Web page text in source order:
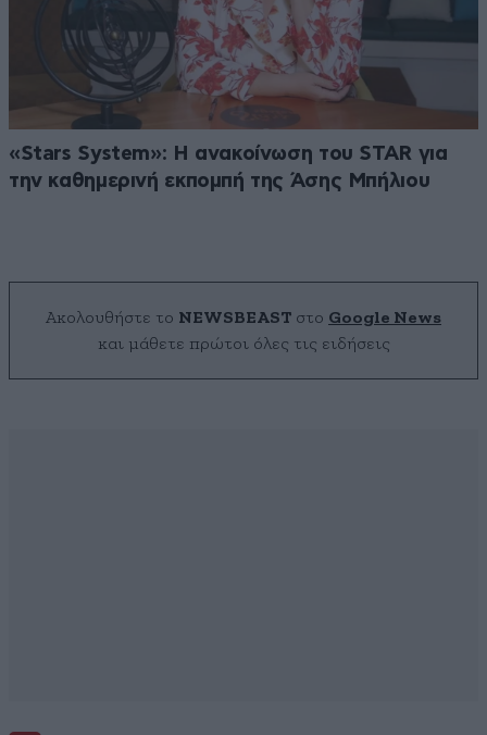
«Stars System»: Η ανακοίνωση του STAR για
την καθημερινή εκπομπή της Άσης Μπήλιου
Ακολουθήστε το NEWSBEAST στο Google News
και μάθετε πρώτοι όλες τις ειδήσεις